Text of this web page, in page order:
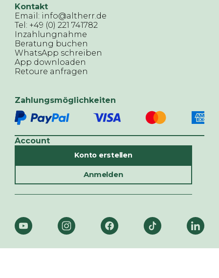
Kontakt
Email: info@altherr.de
Tel: +49 (0) 221 741782
Inzahlungnahme
Beratung buchen
WhatsApp schreiben
App downloaden
Retoure anfragen
Zahlungsmöglichkeiten
Account
Konto erstellen
Anmelden